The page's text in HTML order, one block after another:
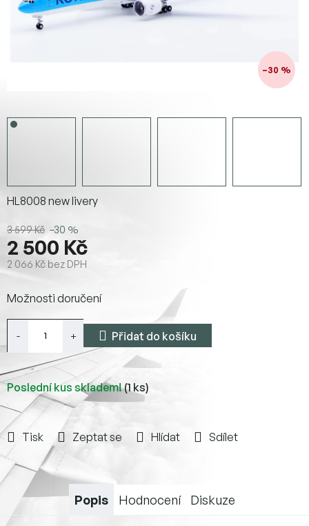
–30 %
3 599 Kč –30 %
2 500 Kč
2 066 Kč bez DPH
cena:
Poslední kus skladem!(1 ks)
Možnosti doručení
Přidat do košíku
HL8008 new livery
Tisk Zeptat se Hlídat Sdílet
Popis Hodnocení Diskuze